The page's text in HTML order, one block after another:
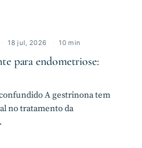
· 18 jul, 2026 · 10 min
para endometriose:
A gestrinona tem
no tratamento da